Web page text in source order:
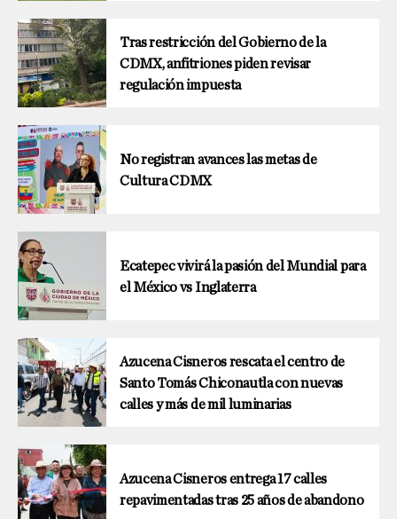
Tras restricción del Gobierno de la
CDMX, anfitriones piden revisar
regulación impuesta
No registran avances las metas de
Cultura CDMX
Ecatepec vivirá la pasión del Mundial para
el México vs Inglaterra
Azucena Cisneros rescata el centro de
Santo Tomás Chiconautla con nuevas
calles y más de mil luminarias
Azucena Cisneros entrega 17 calles
repavimentadas tras 25 años de abandono